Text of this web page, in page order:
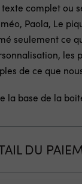
complet ou
Paola, Le
seulement ce
les
de ce que
la base de la
DU